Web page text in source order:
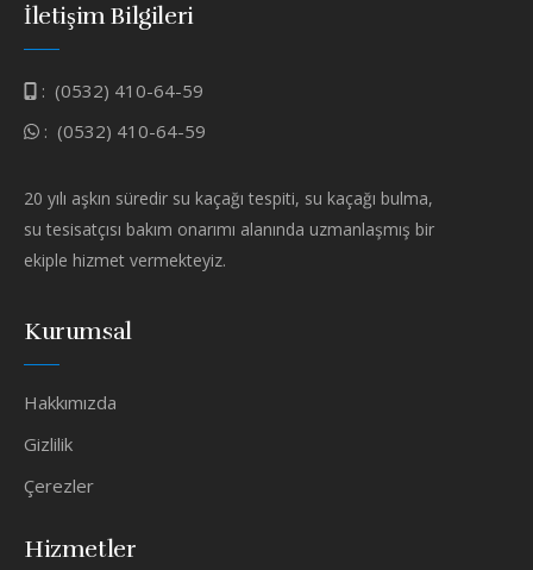
İletişim Bilgileri
: (0532) 410-64-59
: (0532) 410-64-59
20 yılı aşkın süredir su kaçağı tespiti, su kaçağı bulma,
su tesisatçısı bakım onarımı alanında uzmanlaşmış bir
ekiple hizmet vermekteyiz.
Kurumsal
Hakkımızda
Gizlilik
Çerezler
Hizmetler